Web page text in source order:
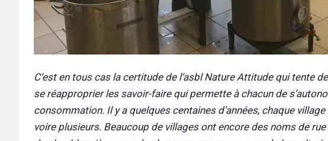
C’est en tous cas la certitude de l’asbl Nature Attitude qui tente
se réapproprier les savoir-faire qui permette à chacun de
consommation. Il y a quelques centaines d’années, chaque
voire plusieurs. Beaucoup de villages ont encore des noms de